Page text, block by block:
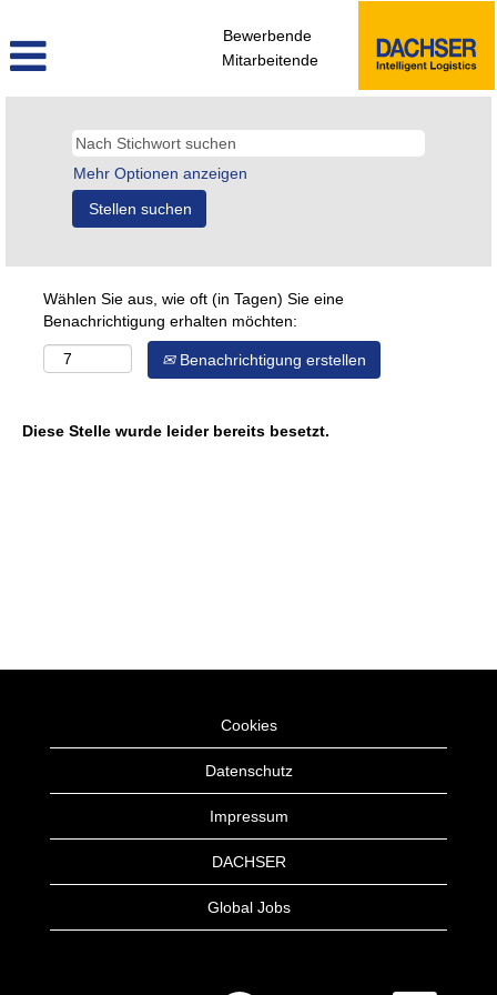
Bewerbende
Mitarbeitende
Mehr Optionen anzeigen
Wählen Sie aus, wie oft (in Tagen) Sie eine
Benachrichtigung erhalten möchten:
Benachrichtigung erstellen
Diese Stelle wurde leider bereits besetzt.
Cookies
Datenschutz
Impressum
DACHSER
Global Jobs